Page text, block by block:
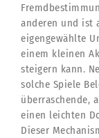
anderen und ist
eigengewählte
einem kleinen
steigern kann.
solche Spiele
überraschende,
einen leichten
Dieser